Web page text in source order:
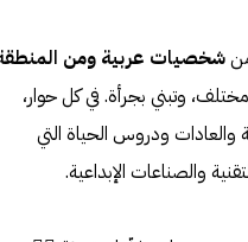
شخصيات عربية ومن
وتبني بجرأة. في كل حوار،
ودروس الحياة التي
والصناعات الإبداعية.